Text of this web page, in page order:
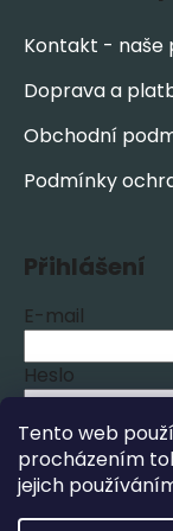
Tento web
procházením
jejich
Kontakt - naše
Doprava a
Obchodní
Podmínky
Přihlášení
E-mail
Heslo
PŘIHLÁSIT SE
Nová registrace